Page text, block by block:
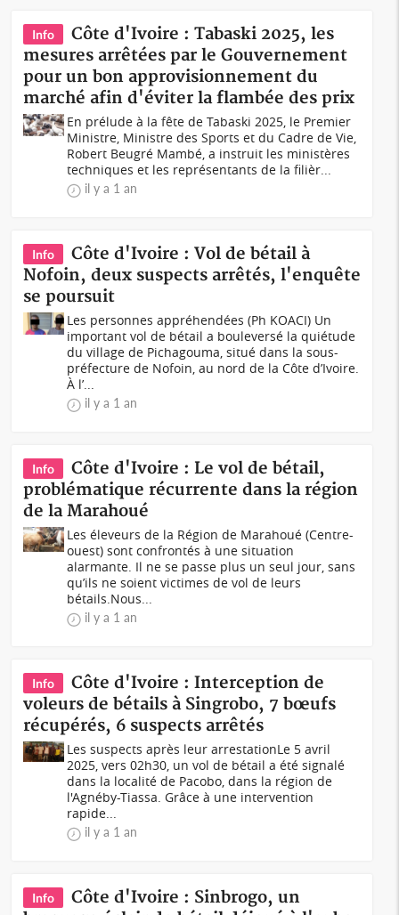
Info
Côte d'Ivoire : Tabaski 2025, les
mesures arrêtées par le Gouvernement
pour un bon approvisionnement du
marché afin d'éviter la flambée des prix
En prélude à la fête de Tabaski 2025, le Premier
Ministre, Ministre des Sports et du Cadre de Vie,
Robert Beugré Mambé, a instruit les ministères
techniques et les représentants de la filièr...
il y a 1 an
Info
Côte d'Ivoire : Vol de bétail à
Nofoin, deux suspects arrêtés, l'enquête
se poursuit
Les personnes appréhendées (Ph KOACI) Un
important vol de bétail a bouleversé la quiétude
du village de Pichagouma, situé dans la sous-
préfecture de Nofoin, au nord de la Côte d’Ivoire.
À l’...
il y a 1 an
Info
Côte d'Ivoire : Le vol de bétail,
problématique récurrente dans la région
de la Marahoué
Les éleveurs de la Région de Marahoué (Centre-
ouest) sont confrontés à une situation
alarmante. Il ne se passe plus un seul jour, sans
qu’ils ne soient victimes de vol de leurs
bétails.Nous...
il y a 1 an
Info
Côte d'Ivoire : Interception de
voleurs de bétails à Singrobo, 7 bœufs
récupérés, 6 suspects arrêtés
Les suspects après leur arrestationLe 5 avril
2025, vers 02h30, un vol de bétail a été signalé
dans la localité de Pacobo, dans la région de
l'Agnéby-Tiassa. Grâce à une intervention
rapide...
il y a 1 an
Info
Côte d'Ivoire : Sinbrogo, un